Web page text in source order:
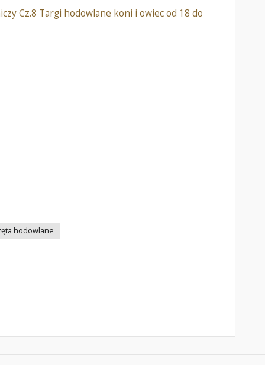
Cz.8 Targi hodowlane koni i owiec od 18 do
hodowlane